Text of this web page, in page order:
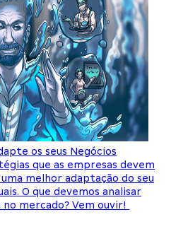
os seus Negócios
que as empresas devem
melhor adaptação do seu
O que devemos analisar
mercado? Vem ouvir!